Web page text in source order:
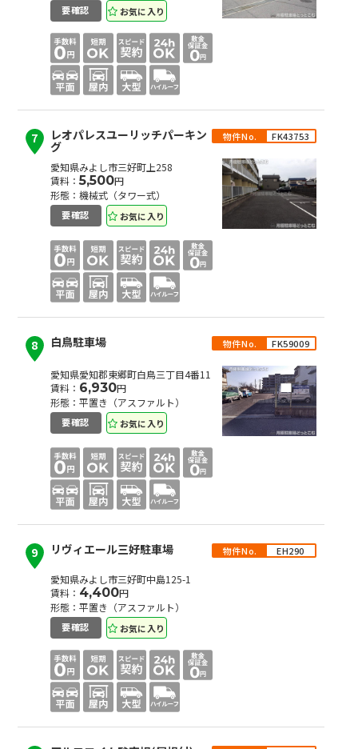
お気に入り
要確認
7 レオパレスユーリッチパーキン
グ
物件No. FK43753
愛知県みよし市三好町上258
賃料：5,500円
形態：機械式（タワー式）
お気に入り
要確認
8 白鳥駐車場 物件No. FK59009
愛知県愛知郡東郷町白鳥三丁目4番11
賃料： 6,930円
形態：平置き（アスファルト）
お気に入り
要確認
9 リヴィエール三好駐車場 物件No. EH290
愛知県みよし市三好町中島125-1
賃料： 4,400円
形態：平置き（アスファルト）
お気に入り
要確認